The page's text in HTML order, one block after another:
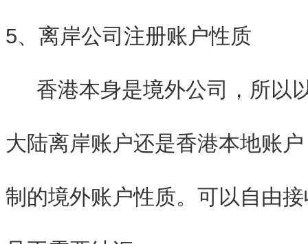
5、离岸公司注册账户性质
香港本身是境外公司，所以
大陆离岸账户还是香港本地账
制的境外账户性质。可以自由